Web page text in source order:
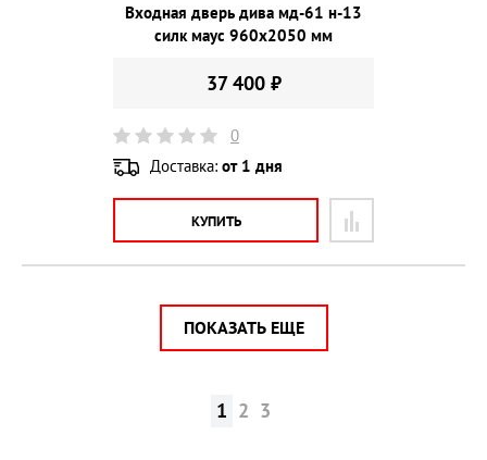
Входная дверь дива мд-61 н-13
силк маус 960х2050 мм
37 400 ₽
0
Доставка: от 1 дня
КУПИТЬ
ПОКАЗАТЬ ЕЩЕ
1 2 3